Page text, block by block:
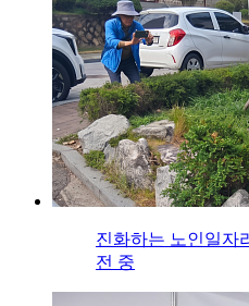
진화하는 노인일자
전 중